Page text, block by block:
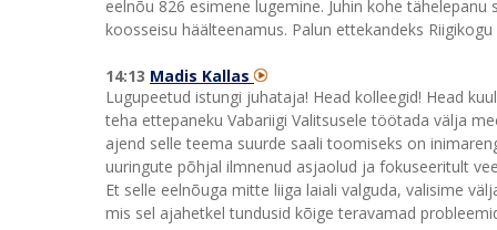
eelnõu 826 esimene lugemine. Juhin kohe
koosseisu häälteenamus. Palun ettekandeks
14:13 Madis Kallas
Lugupeetud istungi juhataja! Head kolleegid! Head
teha ettepaneku Vabariigi Valitsusele töötada välja
ajend selle teema suurde saali toomiseks on
uuringute põhjal ilmnenud asjaolud ja fokuseeritult
Et selle eelnõuga mitte liiga laiali valguda, valisime
mis sel ajahetkel tundusid kõige teravamad